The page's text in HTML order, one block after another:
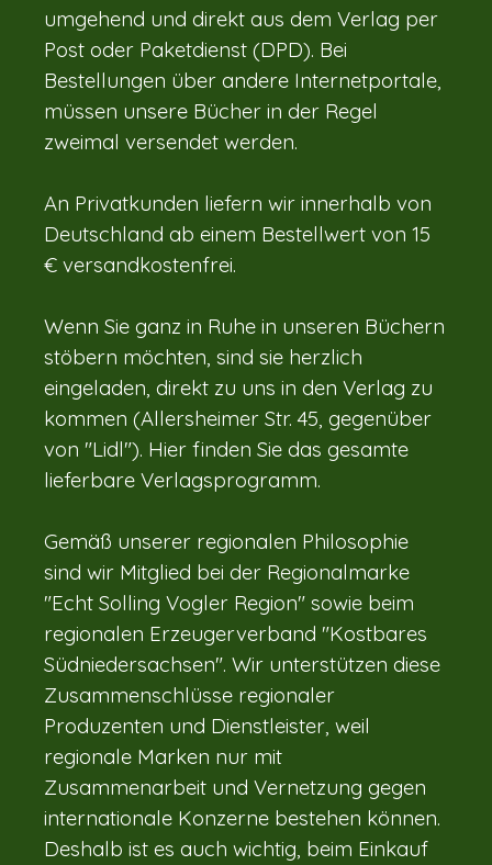
umgehend und direkt aus dem Verlag per
Post oder Paketdienst (DPD). Bei
Bestellungen über andere Internetportale,
müssen unsere Bücher in der Regel
zweimal versendet werden.
An Privatkunden liefern wir innerhalb von
Deutschland ab einem Bestellwert von 15
€ versandkostenfrei.
Wenn Sie ganz in Ruhe in unseren Büchern
stöbern möchten, sind sie herzlich
eingeladen, direkt zu uns in den Verlag zu
kommen (Allersheimer Str. 45, gegenüber
von "Lidl"). Hier finden Sie das gesamte
lieferbare Verlagsprogramm.
Gemäß unserer regionalen Philosophie
sind wir Mitglied bei der Regionalmarke
"Echt Solling Vogler Region" sowie beim
regionalen Erzeugerverband "Kostbares
Südniedersachsen". Wir unterstützen diese
Zusammenschlüsse regionaler
Produzenten und Dienstleister, weil
regionale Marken nur mit
Zusammenarbeit und Vernetzung gegen
internationale Konzerne bestehen können.
Deshalb ist es auch wichtig, beim Einkauf